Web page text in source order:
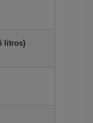
litros)